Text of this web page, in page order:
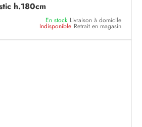
h.180cm
En stock Livraison à domicile
Indisponible Retrait en magasin